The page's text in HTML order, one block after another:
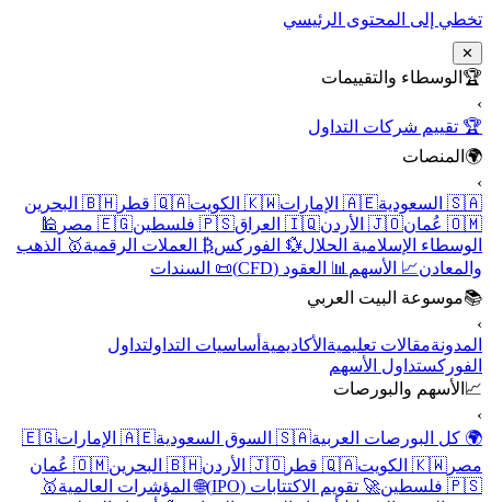
تخطي إلى المحتوى الرئيسي
✕
🏆 الوسطاء والتقييمات
›
🏆 تقييم شركات التداول
🌍 المنصات
›
🇸🇦 السعودية
🇦🇪 الإمارات 🇰🇼 الكويت 🇶🇦 قطر
🇧🇭 البحرين
🇴🇲 عُمان
🇯🇴 الأردن 🇮🇶 العراق 🇵🇸 فلسطين 🇪🇬 مصر
🕌
الوسطاء الإسلامية الحلال💱 الفوركس₿ العملات الرقمية🥇 الذهب
والمعادن📈 الأسهم 📊 العقود (CFD)
📜 السندات
📚موسوعة البيت العربي
›
المدونةمقالات تعليمية الأكاديمية أساسيات التداولتداول
الفوركستداول الأسهم
📈 الأسهم والبورصات
›
🌍 كل البورصات العربية🇸🇦 السوق السعودية 🇦🇪 الإمارات
🇪🇬
مصر 🇰🇼 الكويت 🇶🇦 قطر 🇯🇴 الأردن 🇧🇭 البحرين
🇴🇲 عُمان
🇵🇸 فلسطين
🚀 تقويم الاكتتابات (IPO) 🌐 المؤشرات العالمية🥇